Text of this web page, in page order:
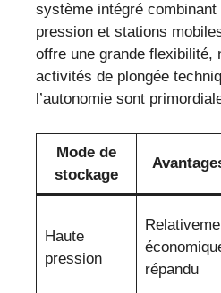
système intégré
pression et stations
offre une grande flexibilité,
activités de plongée
l’autonomie sont
Mode de
stockage
Haute
pression
répandu